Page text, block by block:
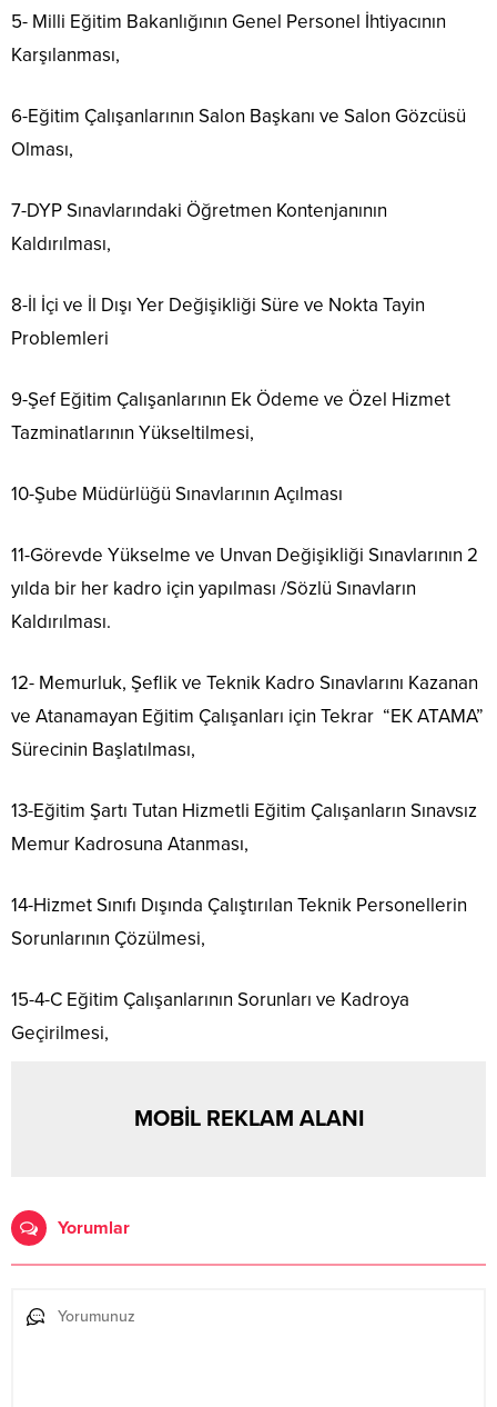
5- Milli Eğitim Bakanlığının Genel Personel İhtiyacının
Karşılanması,
6-Eğitim Çalışanlarının Salon Başkanı ve Salon Gözcüsü
Olması,
7-DYP Sınavlarındaki Öğretmen Kontenjanının
Kaldırılması,
8-İl İçi ve İl Dışı Yer Değişikliği Süre ve Nokta Tayin
Problemleri
9-Şef Eğitim Çalışanlarının Ek Ödeme ve Özel Hizmet
Tazminatlarının Yükseltilmesi,
10-Şube Müdürlüğü Sınavlarının Açılması
11-Görevde Yükselme ve Unvan Değişikliği Sınavlarının 2
yılda bir her kadro için yapılması /Sözlü Sınavların
Kaldırılması.
12- Memurluk, Şeflik ve Teknik Kadro Sınavlarını Kazanan
ve Atanamayan Eğitim Çalışanları için Tekrar “EK ATAMA”
Sürecinin Başlatılması,
13-Eğitim Şartı Tutan Hizmetli Eğitim Çalışanların Sınavsız
Memur Kadrosuna Atanması,
14-Hizmet Sınıfı Dışında Çalıştırılan Teknik Personellerin
Sorunlarının Çözülmesi,
15-4-C Eğitim Çalışanlarının Sorunları ve Kadroya
Geçirilmesi,
MOBİL REKLAM ALANI
Yorumlar